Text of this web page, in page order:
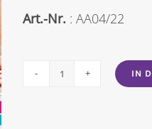
Art.-Nr. : AA04/22
Anna
IN